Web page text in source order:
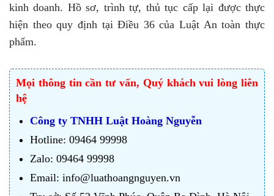
kinh doanh. Hồ sơ, trình tự, thủ tục cấp lại được thực
hiện theo quy định tại Điều 36 của Luật An toàn thực
phẩm.
Mọi thông tin cần tư vấn, Quý khách vui lòng liên
hệ
Công ty TNHH Luật Hoàng Nguyễn
Hotline: 09464 99998
Zalo: 09464 99998
Email: info@luathoangnguyen.vn